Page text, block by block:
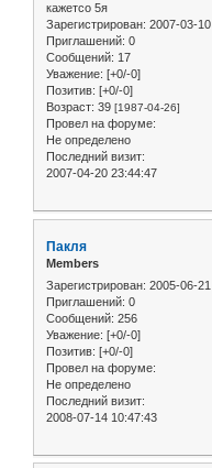
кажетсо 5я
Зарегистрирован: 2007-03-10
Приглашений: 0
Сообщений: 17
Уважение: [+0/-0]
Позитив: [+0/-0]
Возраст: 39 [1987-04-26]
Провел на форуме:
Не определено
Последний визит:
2007-04-20 23:44:47
Пакля
Members
Зарегистрирован: 2005-06-21
Приглашений: 0
Сообщений: 256
Уважение: [+0/-0]
Позитив: [+0/-0]
Провел на форуме:
Не определено
Последний визит:
2008-07-14 10:47:43